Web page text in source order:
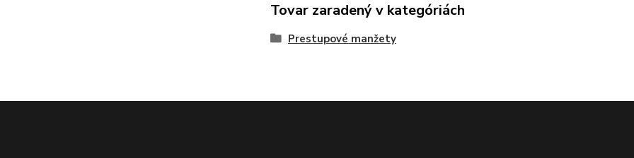
Tovar zaradený v kategóriách
Prestupové manžety